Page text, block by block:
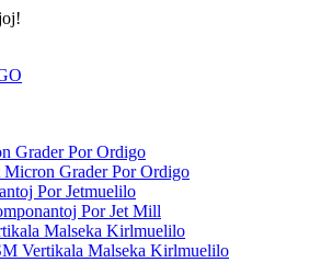
Grader Por Ordigo
Micron Grader Por Ordigo
Por Jetmuelilo
Por Jet Mill
Malseka Kirlmuelilo
Vertikala Malseka Kirlmuelilo